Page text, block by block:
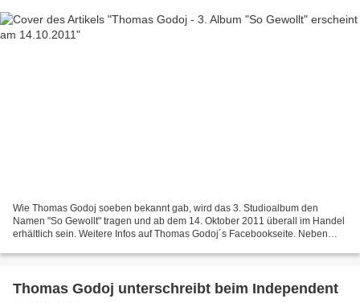
Wie Thomas Godoj soeben bekannt gab, wird das 3. Studioalbum den
Namen "So Gewollt" tragen und ab dem 14. Oktober 2011 überall im Handel
erhältlich sein. Weitere Infos auf Thomas Godoj´s Facebookseite. Neben
Thomas Godoj unterschreibt beim Independent